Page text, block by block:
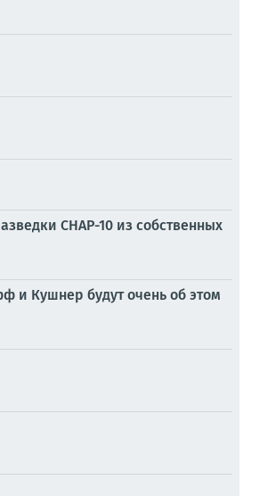
СНАР-10 из собственных
и Кушнер будут очень об этом